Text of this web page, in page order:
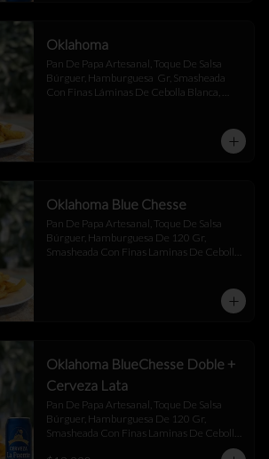
Oklahoma
Pan De Papa Artesanal, Toque De Salsa
Búrguer, Hamburguesa  Gr, Smasheada
Con Finas Láminas De Cebolla Blanca,
Oklahoma Blue Chesse
Pan De Papa Artesanal, Toque De Salsa
Búrguer, Hamburguesa De 120 Gr,
Smasheada Con Finas Laminas De Cebolla
Oklahoma BlueChesse Doble +
Cerveza Lata
Pan De Papa Artesanal, Toque De Salsa
Búrguer, Hamburguesa De 120 Gr,
Smasheada Con Finas Laminas De Cebolla